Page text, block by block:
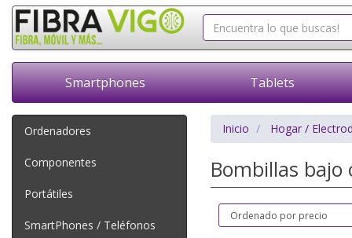
Smartphones Tablets
Ordenadores
Componentes
Portátiles
SmartPhones / Teléfonos
Inicio Hogar /
Bombillas